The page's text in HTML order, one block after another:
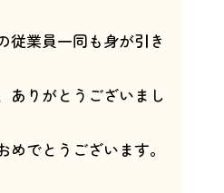
従業員一同も身が引き
ありがとうございまし
でとうございます。